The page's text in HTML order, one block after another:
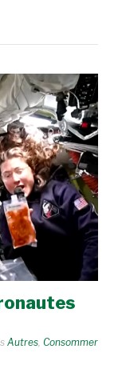
Autres Consommer